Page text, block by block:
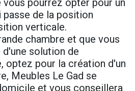
pourrez opter pour un
de la position
verticale.
chambre et que vous
solution de
optez pour la création d'un
Meubles Le Gad se
et vous conseillera